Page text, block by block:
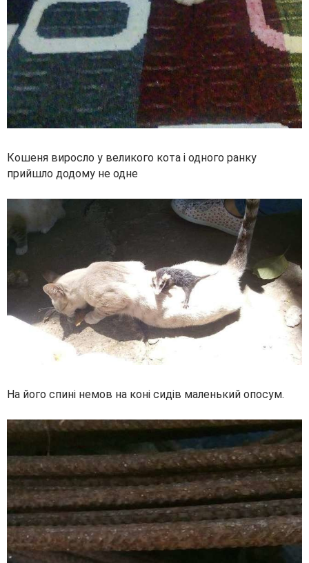
Кошеня виросло у великого кота і одного ранку
прийшло додому не одне
На його спині немов на коні сидів маленький опосум.